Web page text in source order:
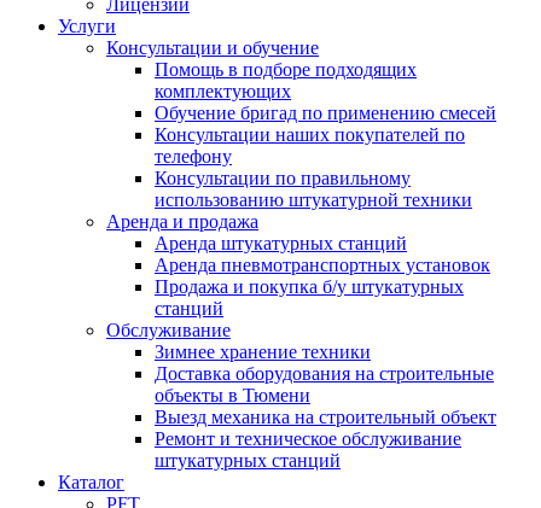
Лицензии
Услуги
Консультации и обучение
Помощь в подборе подходящих
комплектующих
Обучение бригад по применению смесей
Консультации наших покупателей по
телефону
Консультации по правильному
использованию штукатурной техники
Аренда и продажа
Аренда штукатурных станций
Аренда пневмотранспортных установок
Продажа и покупка б/у штукатурных
станций
Обслуживание
Зимнее хранение техники
Доставка оборудования на строительные
объекты в Тюмени
Выезд механика на строительный объект
Ремонт и техническое обслуживание
штукатурных станций
Каталог
PFT